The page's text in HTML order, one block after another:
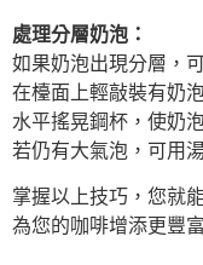
處理分層奶泡：
如果奶泡出現分層，
在檯面上輕敲裝有奶
水平搖晃鋼杯，使奶
若仍有大氣泡，可用
掌握以上技巧，您就
為您的咖啡增添更豐